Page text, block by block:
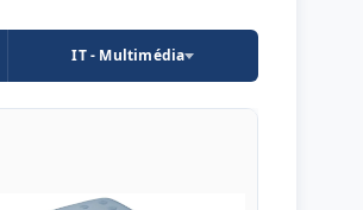
IT - Multimédia